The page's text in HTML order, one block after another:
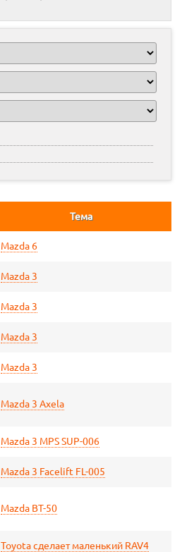
Тема
Mazda 6
Mazda 3
Mazda 3
Mazda 3
Mazda 3
Mazda 3 Axela
Mazda 3 MPS SUP-006
Mazda 3 Facelift FL-005
Mazda BT-50
Toyota сделает маленький RAV4